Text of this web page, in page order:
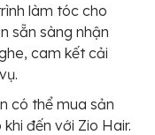
làm tóc cho
sẵn sàng nhận
cam kết cải
có thể mua sản
đến với Zio Hair.